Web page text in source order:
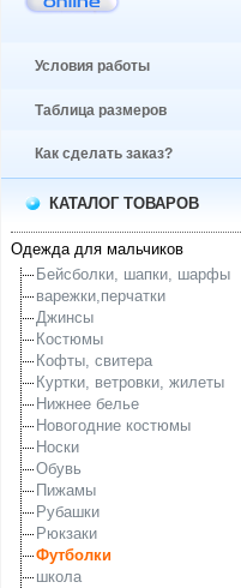
Условия работы
Таблица размеров
Как сделать заказ?
КАТАЛОГ ТОВАРОВ
Одежда для мальчиков
Бейсболки, шапки, шарфы
варежки,перчатки
Джинсы
Костюмы
Кофты, свитера
Куртки, ветровки, жилеты
Нижнее белье
Новогодние костюмы
Носки
Обувь
Пижамы
Рубашки
Рюкзаки
Футболки
школа